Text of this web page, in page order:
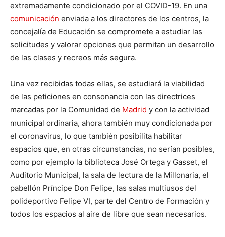
extremadamente condicionado por el COVID-19. En una
comunicación enviada a los directores de los centros, la
concejalía de Educación se compromete a estudiar las
solicitudes y valorar opciones que permitan un desarrollo
de las clases y recreos más segura.
Una vez recibidas todas ellas, se estudiará la viabilidad
de las peticiones en consonancia con las directrices
marcadas por la Comunidad de Madrid y con la actividad
municipal ordinaria, ahora también muy condicionada por
el coronavirus, lo que también posibilita habilitar
espacios que, en otras circunstancias, no serían posibles,
como por ejemplo la biblioteca José Ortega y Gasset, el
Auditorio Municipal, la sala de lectura de la Millonaria, el
pabellón Príncipe Don Felipe, las salas multiusos del
polideportivo Felipe VI, parte del Centro de Formación y
todos los espacios al aire de libre que sean necesarios.